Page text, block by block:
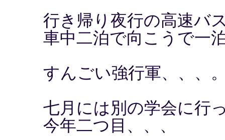
行き帰り夜行の高速バ
車中二泊で向こうで一
すんごい強行軍、、、
七月には別の学会に行
今年二つ目、、、